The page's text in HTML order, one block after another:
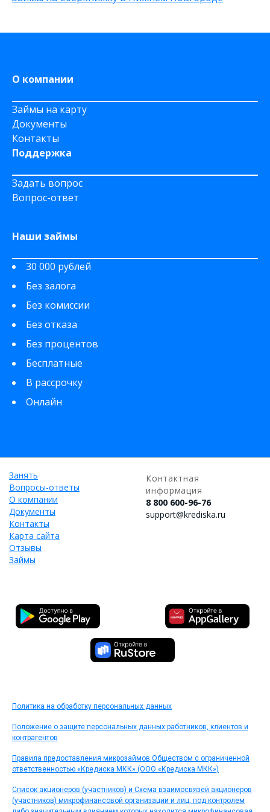
на Яндекс деньги
На Сберкнижку
О компании
Займы на карту
Документы
Контакты
Поддержка
Задать вопрос
Вопрос-ответ
Наши займы
30 000 рублей
Без залога
Без комиссии
Без отказа
Без процентов
Бесплатные
В рассрочку
Онлайн
Занять
Вопросы-ответы
О компании
Документы
Контакты
Карта сайта
Отзывы
Займы
Контактная
информация
8 800 600-96-76
support@krediska.ru
Политика на обработку персональных данных
Положение о защите персональных данных работников, клиентов и
контрагентов
Правила предоставления микрозаймов Обществом с ограниченной
ответственностью «Кредиска МКК» (ООО «Кредиска МКК»)
Список акционеров (участников) и Схема взаимосвязей акционеров
(участников) микрофинансовой организации и лиц, под контролем